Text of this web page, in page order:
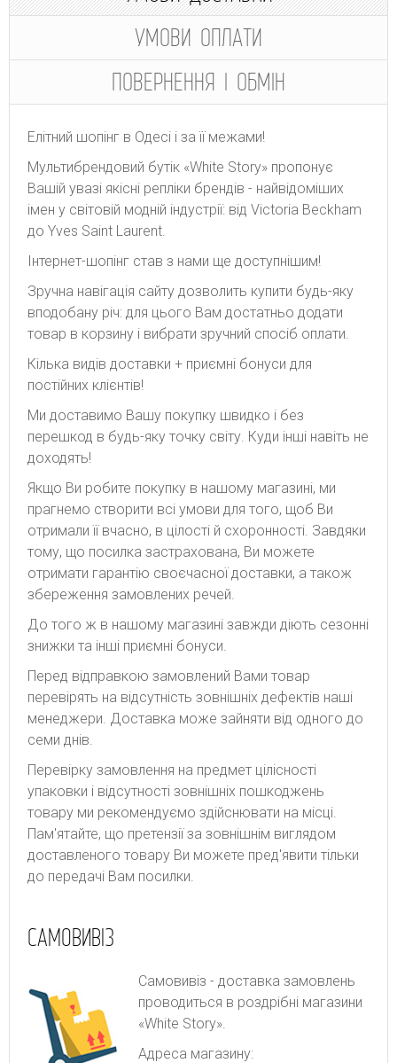
УМОВИ ОПЛАТИ
ПОВЕРНЕННЯ І ОБМІН
Елітний шопінг в Одесі і за її межами!
Мультибрендовий бутік «White Story» пропонує
Вашій увазі якісні репліки брендів - найвідоміших
імен у світовій модній індустрії: від Victoria Beckham
до Yves Saint Laurent.
Інтернет-шопінг став з нами ще доступнішим!
Зручна навігація сайту дозволить купити будь-яку
вподобану річ: для цього Вам достатньо додати
товар в корзину і вибрати зручний спосіб оплати.
Кілька видів доставки + приємні бонуси для
постійних клієнтів!
Ми доставимо Вашу покупку швидко і без
перешкод в будь-яку точку світу. Куди інші навіть не
доходять!
Якщо Ви робите покупку в нашому магазині, ми
прагнемо створити всі умови для того, щоб Ви
отримали її вчасно, в цілості й схоронності. Завдяки
тому, що посилка застрахована, Ви можете
отримати гарантію своєчасної доставки, а також
збереження замовлених речей.
До того ж в нашому магазині завжди діють сезонні
знижки та інші приємні бонуси.
Перед відправкою замовлений Вами товар
перевірять на відсутність зовнішніх дефектів наші
менеджери. Доставка може зайняти від одного до
семи днів.
Перевірку замовлення на предмет цілісності
упаковки і відсутності зовнішніх пошкоджень
товару ми рекомендуємо здійснювати на місці.
Пам'ятайте, що претензії за зовнішнім виглядом
доставленого товару Ви можете пред'явити тільки
до передачі Вам посилки.
САМОВИВІЗ
Самовивіз - доставка замовлень
проводиться в роздрібні магазини
«White Story».
Адреса магазину: